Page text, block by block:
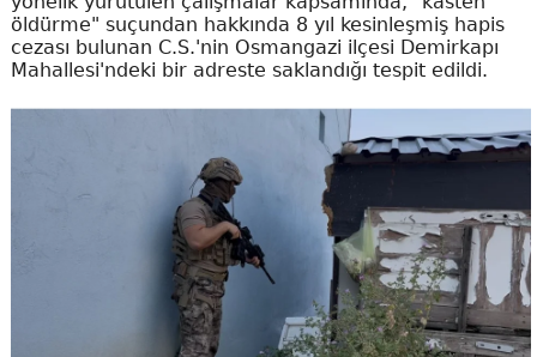
öldürme" suçundan hakkında 8 yıl kesinleşmiş hapis
cezası bulunan C.S.'nin Osmangazi ilçesi Demirkapı
Mahallesi'ndeki bir adreste saklandığı tespit edildi.